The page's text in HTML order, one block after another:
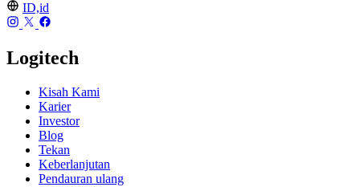
ID,id
Logitech
Kisah Kami
Karier
Investor
Blog
Tekan
Keberlanjutan
Pendauran ulang